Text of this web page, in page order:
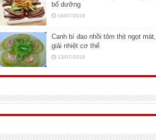
bổ dưỡng
16/07/2018
Canh bí đao nhồi tôm thịt ngọt mát,
giải nhiệt cơ thể
13/07/2018